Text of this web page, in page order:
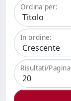
Ordina per:
In ordine:
Risultati/Pagina